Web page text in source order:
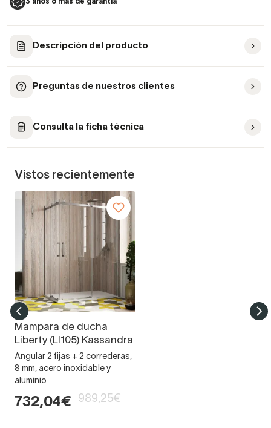
3 años o más de garantía
Descripción del producto
Preguntas de nuestros clientes
Consulta la ficha técnica
Vistos recientemente
Mampara de ducha
Liberty (LI105) Kassandra
Angular 2 fijas + 2 correderas,
8 mm, acero inoxidable y
aluminio
732,04€ 989,25€